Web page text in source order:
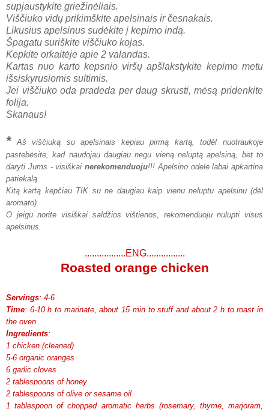
supjaustykite griežinėliais.
Viščiuko vidų prikimškite apelsinais ir česnakais.
Likusius apelsinus sudėkite į kepimo indą.
Špagatu suriškite viščiuko kojas.
Kepkite orkaitėje apie 2 valandas.
Kartas nuo karto kepsnio viršų apšlakstykite kepimo metu
išsiskyrusiomis sultimis.
Jei viščiuko oda pradeda per daug skrusti, mėsą pridenkite
folija.
Skanaus!
*
Aš viščiuką su apelsinais kepiau pirmą kartą, todėl nuotraukoje
pastebėsite, kad naudojau daugiau negu vieną neluptą apelsiną, bet to
daryti Jums - visiškai nerekomenduoju!!! Apelsino odelė labai apkartina
patiekalą.
Kitą kartą kepčiau TIK su ne daugiau kaip vienu neluptu apelsinu (dėl
aromato).
O jeigu norite visiškai saldžios vištienos, rekomenduoju nulupti visus
apelsinus.
.................ENG................
Roasted orange chicken
Servings: 4-6
Time: 6-10 h to marinate, about 15 min to stuff and about 2 h to roast in
the oven
Ingredients:
1 chicken (cleaned)
5-6 organic oranges
6 garlic cloves
2 tablespoons of honey
2 tablespoons of olive or sesame oil
1 tablespoon of chopped aromatic herbs (rosemary, thyme, marjoram,